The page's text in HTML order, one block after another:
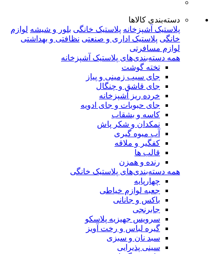
دسته‌بندی کالاها
پلاستیک آشپزخانه پلاستیک خانگی بلور و شیشه لوازم
خانگی پلاستیک اداری و صنعتی نظافتی و بهداشتی
لوازم مسافرتی
همه دسته‌بندی‌های پلاستیک آشپزخانه
تخته گوشت
جای سیب زمینی و پیاز
جای قاشق و چنگال
خرده ریز آشپزخانه
جای حبوبات و جای ادویه
کاسه و بشقاب
نمکدان و شکر پاش
آب میوه گیری
کفگیر و ملاقه
قالب ها
رنده و همزن
همه دسته‌بندی‌های پلاستیک خانگی
چهارپایه
جعبه لوازم خیاطی
باکس و جانانی
جابرنجی
سرویس جهیزیه پلاسکو
گیره لباس و رخت آویز
سبد نان و سبزی
سینی پذیرایی